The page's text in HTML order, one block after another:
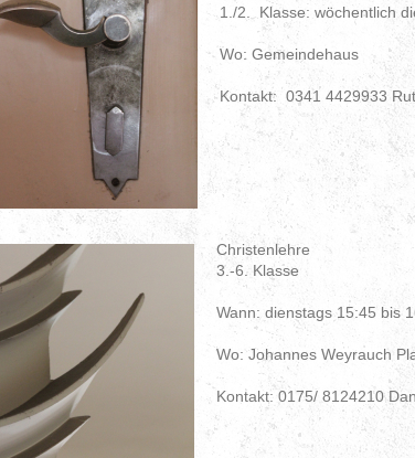
1./2. Klasse: wöchentlich
Wo: Gemeindehaus
Kontakt: 0341 4429933‬
Christenlehre
3.-6. Klasse
Wann: dienstags 15:45 bis
Wo: Johannes Weyrauch
Kontakt: 0175/ 8124210